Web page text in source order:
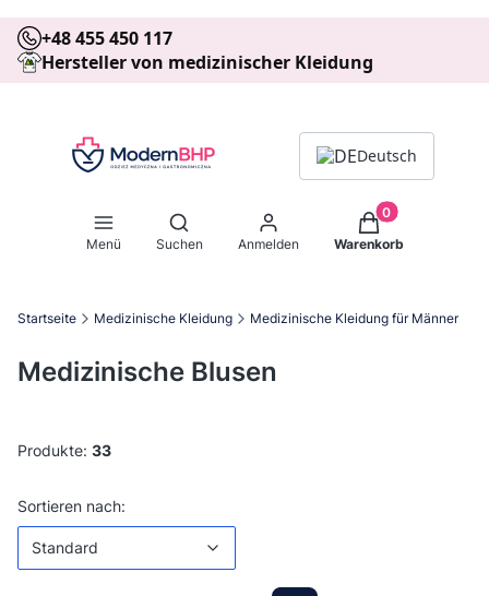
+48 455 450 117
Hersteller von medizinischer Kleidung
Deutsch
Menü
Suchmaschine öffnen
Suchen Anmelden
Produkte im
Warenkorb
Startseite Medizinische Kleidung Medizinische Kleidung für Männer
Medizinische Blusen
Produkte: 33
Produktliste
Sortieren nach:
Standard